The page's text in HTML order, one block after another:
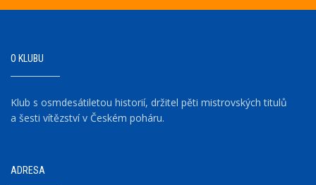
O KLUBU
Klub s osmdesátiletou historií, držitel pěti mistrovských titulů
a šesti vítězství v Českém poháru.
ADRESA